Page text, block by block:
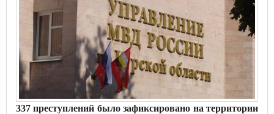
337 преступлений было зафиксировано на территории